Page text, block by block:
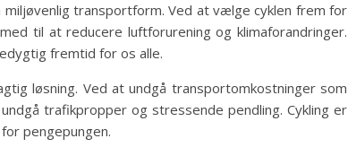
transportform. Ved at vælge cyklen frem for
til at reducere luftforurening og klimaforandringer.
fremtid for os alle.
løsning. Ved at undgå transportomkostninger som
trafikpropper og stressende pendling. Cykling er
pengepungen.